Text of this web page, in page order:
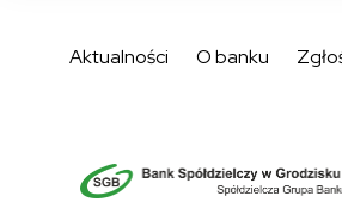
Aktualności O banku